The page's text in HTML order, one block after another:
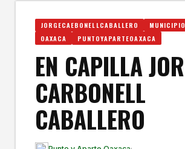
JORGECAEBONELLCABALLERO
OAXACA
PUNTOYAPARTEOAXACA
EN CAPILLA
CARBONELL
CABALLERO